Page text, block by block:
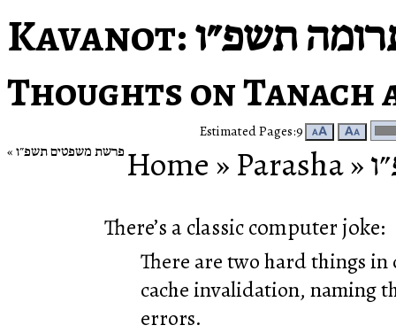
Kavanot תשפ״ו
Thoughts on Tanach
Estimated Pages:9 🗚 🗛
פרשת משפטים תשפ״ו Home‎ »‎Parasha‎ »‎
There’s a classic computer joke:
There are two hard things in
cache invalidation, naming
errors.